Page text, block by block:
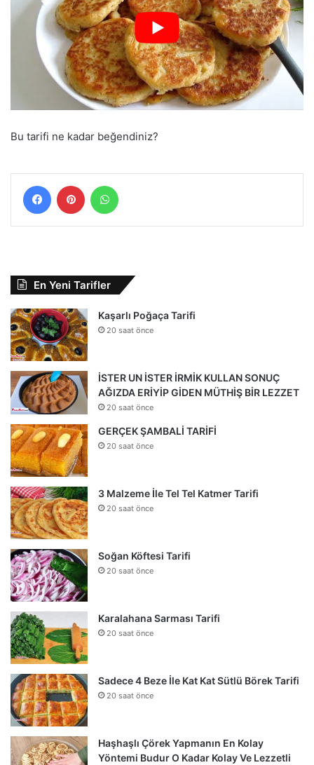
Bu tarifi ne kadar beğendiniz?
FacebookPinterest
En Yeni Tarifler
Kaşarlı Poğaça Tarifi
20 saat önce
İSTER UN İSTER İRMİK KULLAN SONUÇ
AĞIZDA ERİYİP GİDEN MÜTHİŞ BİR LEZZET
20 saat önce
GERÇEK ŞAMBALİ TARİFİ
20 saat önce
3 Malzeme İle Tel Tel Katmer Tarifi
20 saat önce
Soğan Köftesi Tarifi
20 saat önce
Karalahana Sarması Tarifi
20 saat önce
Sadece 4 Beze İle Kat Kat Sütlü Börek Tarifi
20 saat önce
Haşhaşlı Çörek Yapmanın En Kolay
Yöntemi Budur O Kadar Kolay Ve Lezzetli